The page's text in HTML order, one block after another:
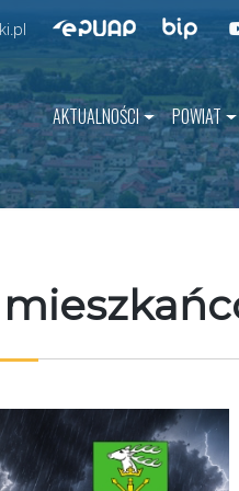
Przejdź do ePUAPPrzejdź do
AKTUALNOŚCI POWIAT